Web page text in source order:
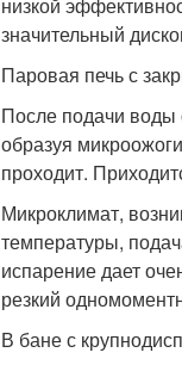
значительный
Паровая печь с
После подачи воды
образуя
проходит.
Микроклимат,
температуры,
испарение дает
резкий
В бане с